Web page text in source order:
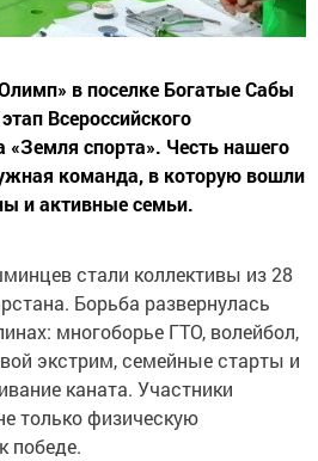
в поселке Богатые Сабы
Всероссийского
«Земля спорта». Честь нашего
команда, в которую вошли
и активные семьи.
стали коллективы из 28
Борьба развернулась
многоборье ГТО, волейбол,
экстрим, семейные старты и
каната. Участники
только физическую
победе.